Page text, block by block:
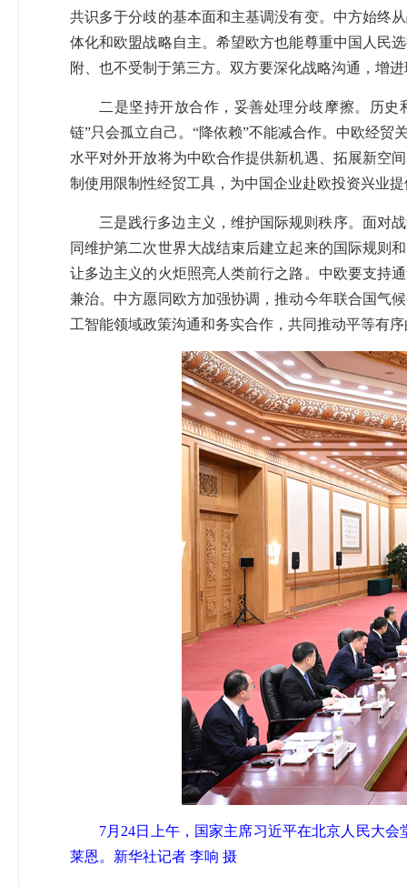
共识多于分歧的基本面和主基调没有变。中方始终
体化和欧盟战略自主。希望欧方也能尊重中国人民
附、也不受制于第三方。双方要深化战略沟通，增
二是坚持开放合作，妥善处理分歧摩擦。历
链”只会孤立自己。“降依赖”不能减合作。中欧经
水平对外开放将为中欧合作提供新机遇、拓展新空
制使用限制性经贸工具，为中国企业赴欧投资兴业
三是践行多边主义，维护国际规则秩序。面对
同维护第二次世界大战结束后建立起来的国际规则
让多边主义的火炬照亮人类前行之路。中欧要支持
兼治。中方愿同欧方加强协调，推动今年联合国气
工智能领域政策沟通和务实合作，共同推动平等有
7月24日上午，国家主席习近平在北京人民大
莱恩。新华社记者 李响 摄